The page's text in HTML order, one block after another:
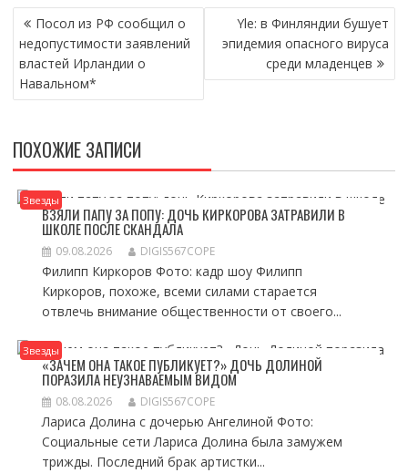
НАВИГАЦИЯ
ПО
ЗАПИСЯМ
Посол из РФ сообщил о
недопустимости заявлений
властей Ирландии о
Навальном*
Yle: в Финляндии бушует
эпидемия опасного вируса
среди младенцев
ПОХОЖИЕ ЗАПИСИ
Звезды
ВЗЯЛИ ПАПУ ЗА ПОПУ: ДОЧЬ КИРКОРОВА ЗАТРАВИЛИ В
ШКОЛЕ ПОСЛЕ СКАНДАЛА
09.08.2026 DIGIS567COPE
Филипп Киркоров Фото: кадр шоу Филипп
Киркоров, похоже, всеми силами старается
отвлечь внимание общественности от своего...
Звезды
«ЗАЧЕМ ОНА ТАКОЕ ПУБЛИКУЕТ?» ДОЧЬ ДОЛИНОЙ
ПОРАЗИЛА НЕУЗНАВАЕМЫМ ВИДОМ
08.08.2026 DIGIS567COPE
Лариса Долина с дочерью Ангелиной Фото:
Социальные сети Лариса Долина была замужем
трижды. Последний брак артистки...